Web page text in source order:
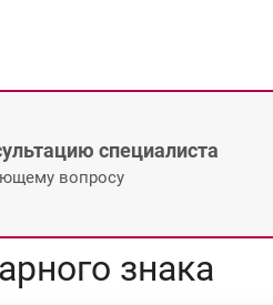
специалиста
вопросу
знака